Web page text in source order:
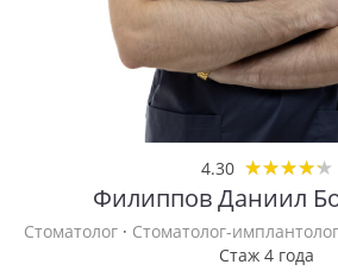
4.30 ★★★★★
★★★★★
Филиппов Даниил
Стоматолог · Стоматолог-имплантолог
Стаж 4 года